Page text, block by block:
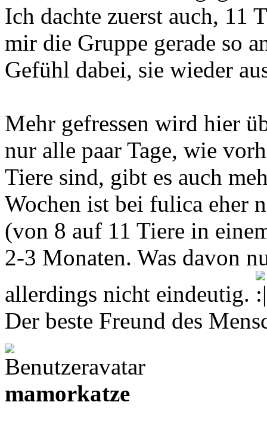
Ich dachte zuerst auch, 11
mir die Gruppe gerade so
Gefühl dabei, sie wieder
Mehr gefressen wird hier
nur alle paar Tage, wie
Tiere sind, gibt es auch
Wochen ist bei fulica eher
(von 8 auf 11 Tiere in
2-3 Monaten. Was davon
allerdings nicht eindeutig.
Der beste Freund des
mamorkatze